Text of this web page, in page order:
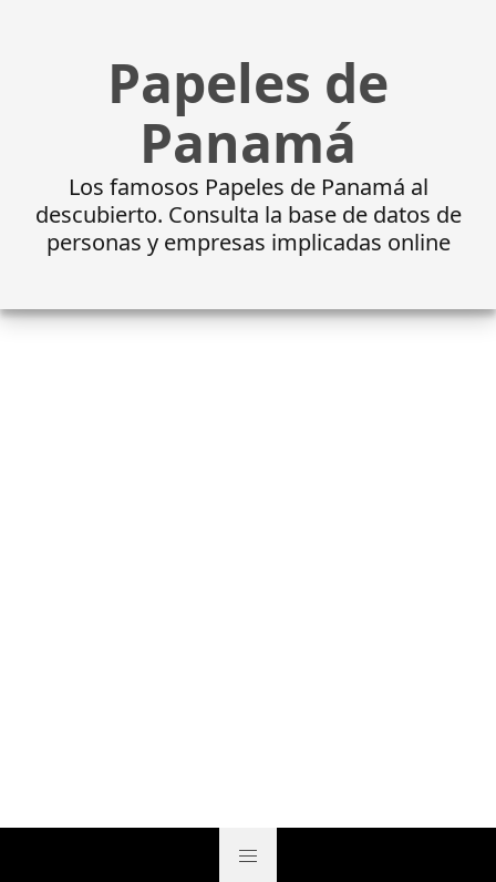
Papeles de
Panamá
Los famosos Papeles de Panamá al
descubierto. Consulta la base de datos de
personas y empresas implicadas online